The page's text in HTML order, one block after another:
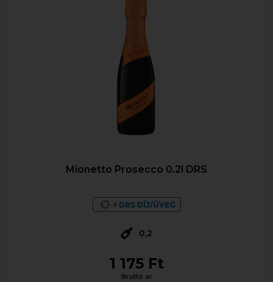
Mionetto Prosecco 0.2l DRS
+ DRS DÍJ/ÜVEG
0,2
1 175 Ft
Bruttó ár